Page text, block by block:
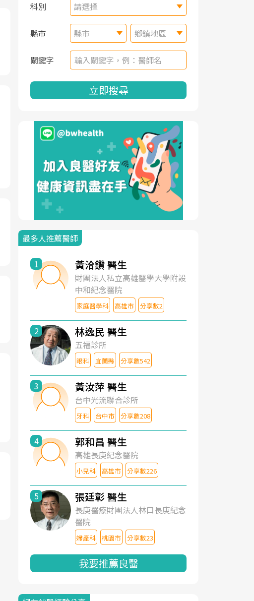
科別 請選擇
縣市 縣市 鄉鎮地區
關鍵字
立即搜尋
最多人推薦醫師
1 黃洽鑽 醫生
財團法人私立高雄醫學大學附設
中和紀念醫院
家庭醫學科 高雄市 分享數2
2 林逸民 醫生
五福診所
眼科 宜蘭縣 分享數542
3 黃汝萍 醫生
台中光流聯合診所
牙科 台中市 分享數208
4 郭和昌 醫生
高雄長庚紀念醫院
小兒科 高雄市 分享數226
5 張廷彰 醫生
長庚醫療財團法人林口長庚紀念
醫院
婦產科 桃園市 分享數23
我要推薦良醫